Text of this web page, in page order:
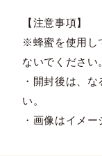
【注意事項】
※蜂蜜を使用し
ないでください
・開封後は、
い。
・画像はイメー